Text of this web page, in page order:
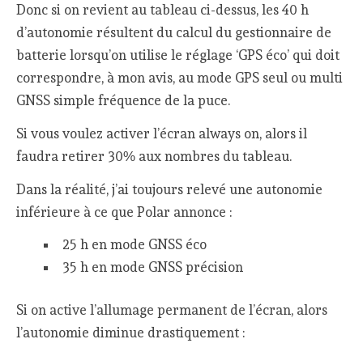
Donc si on revient au tableau ci-dessus, les 40 h
d’autonomie résultent du calcul du gestionnaire de
batterie lorsqu’on utilise le réglage ‘GPS éco’ qui doit
correspondre, à mon avis, au mode GPS seul ou multi
GNSS simple fréquence de la puce.
Si vous voulez activer l’écran always on, alors il
faudra retirer 30% aux nombres du tableau.
Dans la réalité, j’ai toujours relevé une autonomie
inférieure à ce que Polar annonce :
25 h en mode GNSS éco
35 h en mode GNSS précision
Si on active l’allumage permanent de l’écran, alors
l’autonomie diminue drastiquement :